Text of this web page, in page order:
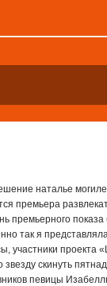
наталье
премьера
премьерного
так я
проекта
скинуть
певицы